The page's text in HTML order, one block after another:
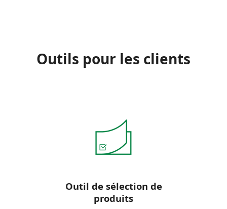
Outils pour les clients
Outil de sélection de
produits